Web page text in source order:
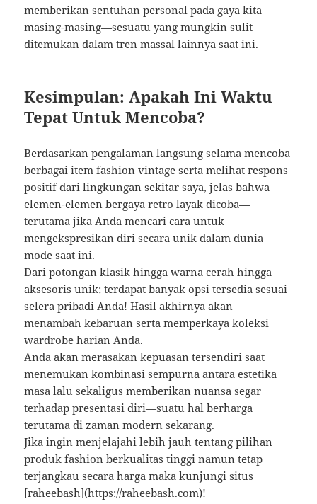
memberikan sentuhan personal pada gaya kita
masing-masing—sesuatu yang mungkin sulit
ditemukan dalam tren massal lainnya saat ini.
Kesimpulan: Apakah Ini Waktu
Tepat Untuk Mencoba?
Berdasarkan pengalaman langsung selama mencoba
berbagai item fashion vintage serta melihat respons
positif dari lingkungan sekitar saya, jelas bahwa
elemen-elemen bergaya retro layak dicoba—
terutama jika Anda mencari cara untuk
mengekspresikan diri secara unik dalam dunia
mode saat ini.
Dari potongan klasik hingga warna cerah hingga
aksesoris unik; terdapat banyak opsi tersedia sesuai
selera pribadi Anda! Hasil akhirnya akan
menambah kebaruan serta memperkaya koleksi
wardrobe harian Anda.
Anda akan merasakan kepuasan tersendiri saat
menemukan kombinasi sempurna antara estetika
masa lalu sekaligus memberikan nuansa segar
terhadap presentasi diri—suatu hal berharga
terutama di zaman modern sekarang.
Jika ingin menjelajahi lebih jauh tentang pilihan
produk fashion berkualitas tinggi namun tetap
terjangkau secara harga maka kunjungi situs
[raheebash](https://raheebash.com)!